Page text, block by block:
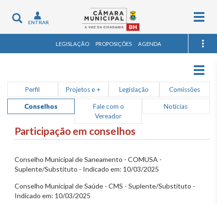
Toggle
navigation
ENTRAR
LEGISLAÇÃO PROPOSIÇÕES AGENDA
Perfil Projetos e + Legislação Comissões
Conselhos
Fale com o
Vereador
Notícias
Participação em conselhos
Conselho Municipal de Saneamento - COMUSA -
Suplente/Substituto - Indicado em: 10/03/2025
Conselho Municipal de Saúde - CMS - Suplente/Substituto -
Indicado em: 10/03/2025